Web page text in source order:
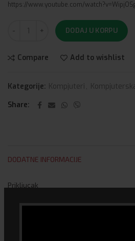
https://www.youtube.com/
DODAJ U KORPU
Compare Add to wishlist
Kategorije: Kompjuteri ,
Share
DODATNE INFORMACIJE
Prikljucak